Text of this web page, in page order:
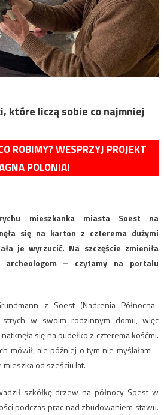
które liczą sobie co najmniej
ROBIMY? WESPRZYJ PROJEKT
POLONIA!
mieszkanka miasta Soest na
się na karton z czterema dużymi
je wyrzucić. Na szczęście zmieniła
archeologom – czytamy na portalu
z Soest (Nadrenia Północna-
strych w swoim rodzinnym domu, więc
się na pudełko z czterema kośćmi.
mówił, ale później o tym nie myślałam –
mieszka od sześciu lat.
szkółkę drzew na północy Soest w
podczas prac nad zbudowaniem stawu.